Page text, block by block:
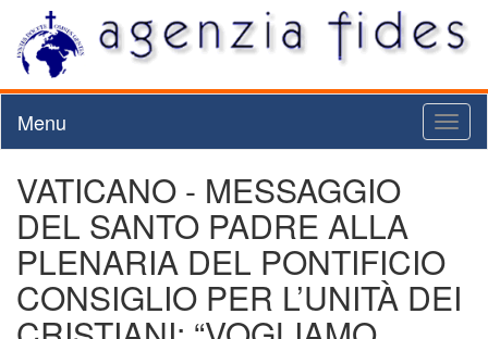
Menu
VATICANO - MESSAGGIO
DEL SANTO PADRE ALLA
PLENARIA DEL PONTIFICIO
CONSIGLIO PER L’UNITÀ DEI